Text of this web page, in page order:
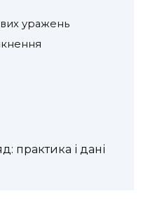
уражень
практика і дані